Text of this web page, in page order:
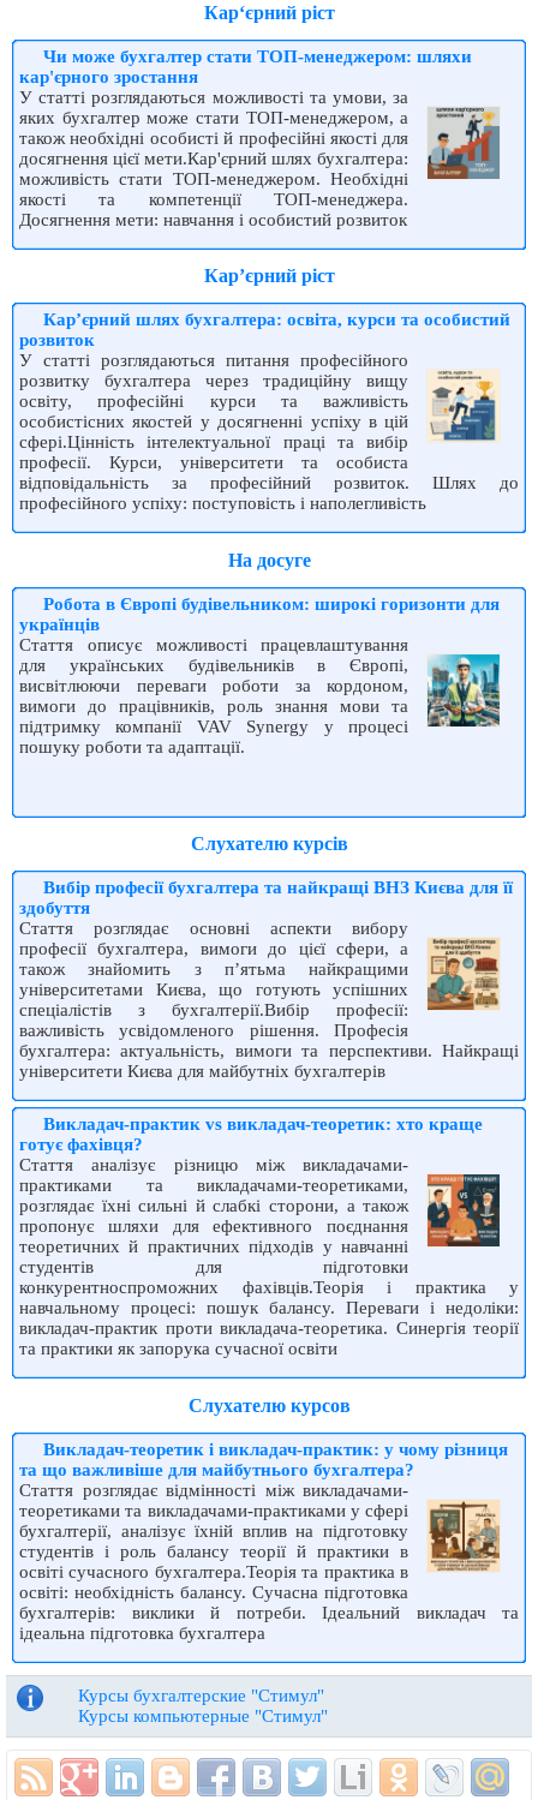
Карʻєрний ріст
Чи може бухгалтер стати ТОП-менеджером: шляхи
кар'єрного зростання
У статті розглядаються можливості та умови, за
яких бухгалтер може стати ТОП-менеджером, а
також необхідні особисті й професійні якості для
досягнення цієї мети.Кар'єрний шлях бухгалтера:
можливість стати ТОП-менеджером. Необхідні
якості та компетенції ТОП-менеджера.
Досягнення мети: навчання і особистий розвиток
Кар’єрний ріст
Кар’єрний шлях бухгалтера: освіта, курси та особистий
розвиток
У статті розглядаються питання професійного
розвитку бухгалтера через традиційну вищу
освіту, професійні курси та важливість
особистісних якостей у досягненні успіху в цій
сфері.Цінність інтелектуальної праці та вибір
професії. Курси, університети та особиста
відповідальність за професійний розвиток. Шлях до
професійного успіху: поступовість і наполегливість
На досуге
Робота в Європі будівельником: широкі горизонти для
українців
Стаття описує можливості працевлаштування
для українських будівельників в Європі,
висвітлюючи переваги роботи за кордоном,
вимоги до працівників, роль знання мови та
підтримку компанії VAV Synergy у процесі
пошуку роботи та адаптації.
Слухателю курсів
Вибір професії бухгалтера та найкращі ВНЗ Києва для її
здобуття
Стаття розглядає основні аспекти вибору
професії бухгалтера, вимоги до цієї сфери, а
також знайомить з п’ятьма найкращими
університетами Києва, що готують успішних
спеціалістів з бухгалтерії.Вибір професії:
важливість усвідомленого рішення. Професія
бухгалтера: актуальність, вимоги та перспективи. Найкращі
університети Києва для майбутніх бухгалтерів
Викладач-практик vs викладач-теоретик: хто краще
готує фахівця?
Стаття аналізує різницю між викладачами-
практиками та викладачами-теоретиками,
розглядає їхні сильні й слабкі сторони, а також
пропонує шляхи для ефективного поєднання
теоретичних й практичних підходів у навчанні
студентів для підготовки
конкурентноспроможних фахівців.Теорія і практика у
навчальному процесі: пошук балансу. Переваги і недоліки:
викладач-практик проти викладача-теоретика. Синергія теорії
та практики як запорука сучасної освіти
Слухателю курсов
Викладач-теоретик і викладач-практик: у чому різниця
та що важливіше для майбутнього бухгалтера?
Стаття розглядає відмінності між викладачами-
теоретиками та викладачами-практиками у сфері
бухгалтерії, аналізує їхній вплив на підготовку
студентів і роль балансу теорії й практики в
освіті сучасного бухгалтера.Теорія та практика в
освіті: необхідність балансу. Сучасна підготовка
бухгалтерів: виклики й потреби. Ідеальний викладач та
ідеальна підготовка бухгалтера
Курсы бухгалтерские "Стимул"
Курсы компьютерные "Стимул"